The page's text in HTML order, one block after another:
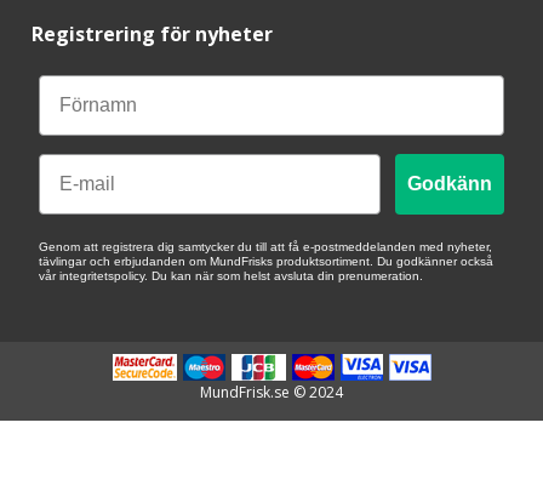
Registrering för nyheter
Email
Godkänn
Genom att registrera dig samtycker du till att få e-postmeddelanden med nyheter,
tävlingar och erbjudanden om MundFrisks produktsortiment. Du godkänner också
vår integritetspolicy. Du kan när som helst avsluta din prenumeration.
MundFrisk.se © 2024